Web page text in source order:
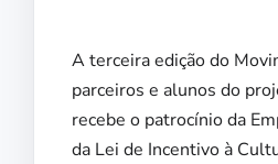
A terceira edição do
parceiros e alunos do
recebe o patrocínio da
da Lei de Incentivo à